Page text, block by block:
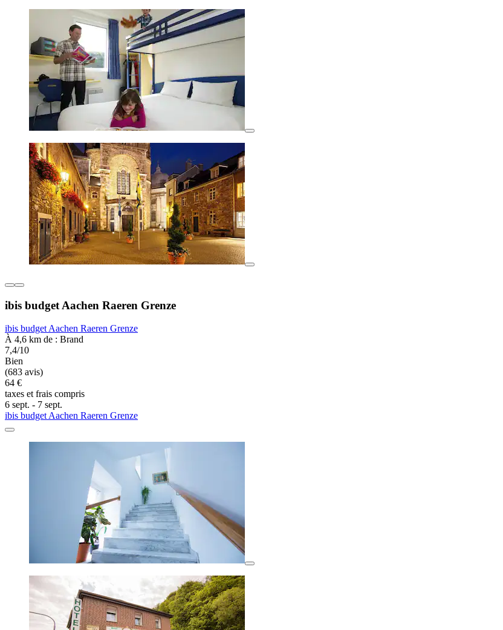
ibis budget Aachen Raeren Grenze
ibis budget Aachen Raeren Grenze
À 4,6 km de : Brand
7,4/10
Bien
(683 avis)
64 €
taxes et frais compris
6 sept. - 7 sept.
ibis budget Aachen Raeren Grenze